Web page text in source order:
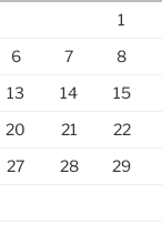
1
6 7 8
13 14 15
20 21 22
27 28 29